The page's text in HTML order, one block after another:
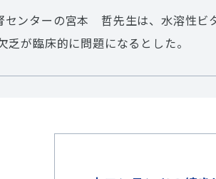
センターの宮本 哲先生は、水溶性ビ
乏が臨床的に問題になるとした。